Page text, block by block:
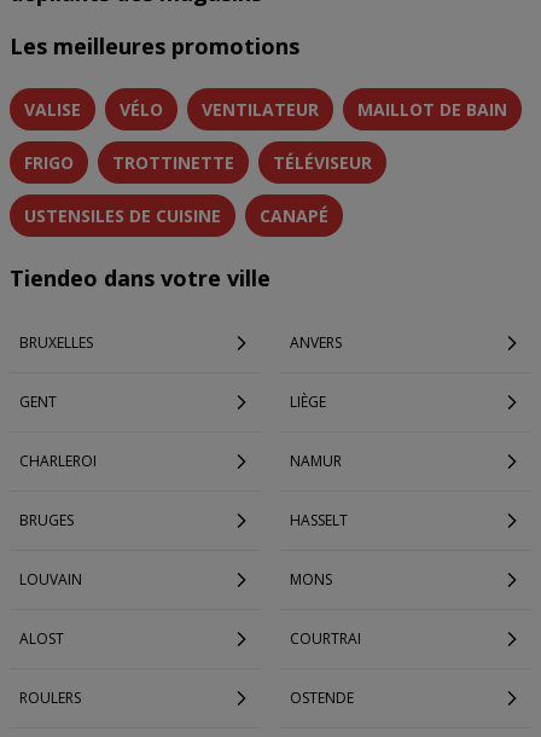
Les meilleures promotions
VALISE VÉLO VENTILATEUR MAILLOT DE BAIN
FRIGO TROTTINETTE TÉLÉVISEUR
USTENSILES DE CUISINE CANAPÉ
Tiendeo dans votre ville
BRUXELLES ANVERS
GENT LIÈGE
CHARLEROI NAMUR
BRUGES HASSELT
LOUVAIN MONS
ALOST COURTRAI
ROULERS OSTENDE